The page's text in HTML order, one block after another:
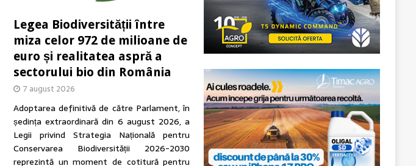
Legea Biodiversității între
miza celor 972 de milioane de
euro și realitatea aspră a
sectorului bio din România
7 august 2026
Adoptarea definitivă de către Parlament, în
ședința extraordinară din 6 august 2026, a
Legii privind Strategia Națională pentru
Conservarea Biodiversității 2026-2030
reprezintă un moment de cotitură pentru